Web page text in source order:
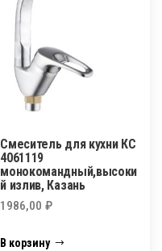
Смеситель для кухни КС
4061119
монокомандный,высоки
й излив, Казань
1986,00₽
В корзину